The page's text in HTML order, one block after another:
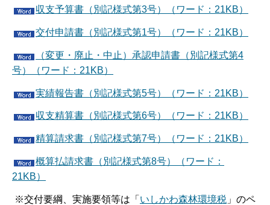
収支予算書（別記様式第3号）（ワード：21KB）
交付申請書（別記様式第1号）（ワード：21KB）
（変更・廃止・中止）承認申請書（別記様式第4
号）（ワード：21KB）
実績報告書（別記様式第5号）（ワード：21KB）
収支精算書（別記様式第6号）（ワード：21KB）
精算請求書（別記様式第7号）（ワード：21KB）
概算払請求書（別記様式第8号）（ワード：
21KB）
※交付要綱、実施要領等は「 いしかわ森林環境税 」のペ